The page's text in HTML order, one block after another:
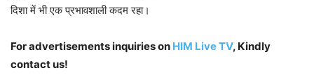
दिशा में भी एक प्रभावशाली कदम रहा।
For advertisements inquiries on HIM Live TV, Kindly
contact us!